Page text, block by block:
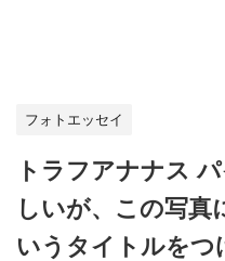
フォトエッセイ
トラフアナナス
しいが、この写真
いうタイトルをつ